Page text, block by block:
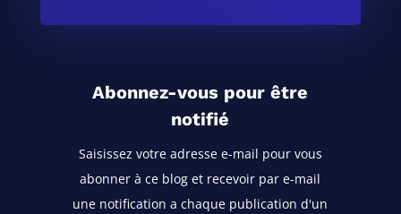
Abonnez-vous pour être
notifié
Saisissez votre adresse e-mail pour vous
abonner à ce blog et recevoir par e-mail
une notification a chaque publication d'un